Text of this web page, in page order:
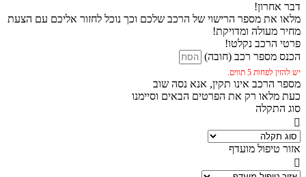
דבר אחרון!
מלאו את מספר הרישוי של הרכב שלכם וכך נוכל לחזור אליכם עם הצעת
מחיר מעולה ומדויקת!
פרטי הרכב נקלטו!
הכנס מספר רכב (חובה)
יש להזין לפחות 5 תווים.
מספר הרכב אינו תקין, אנא נסה שוב
כעת מלאו רק את הפרטים הבאים וסיימנו
סוג התקלה
אזור טיפול מועדף